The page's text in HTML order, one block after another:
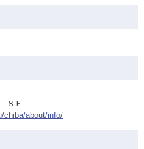
８Ｆ
chiba/about/info/